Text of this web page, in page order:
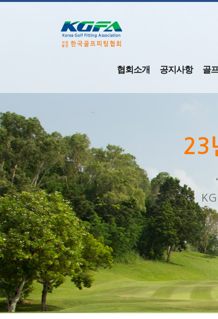
협회소개 공지사항 골
23
23
23
23
23